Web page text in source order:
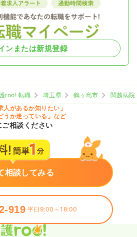
ンまたは新規登録
roo! 転職 埼玉県 鶴ヶ島市
関越病院
人があるか知りたい」
うか迷っている」など
ご相談ください
相談してみる
919 平日9:00～18:00